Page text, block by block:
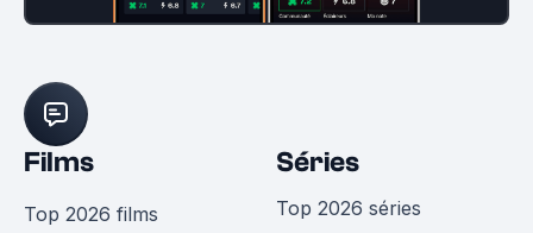
Films
Top 2026 films
Séries
Top 2026 séries